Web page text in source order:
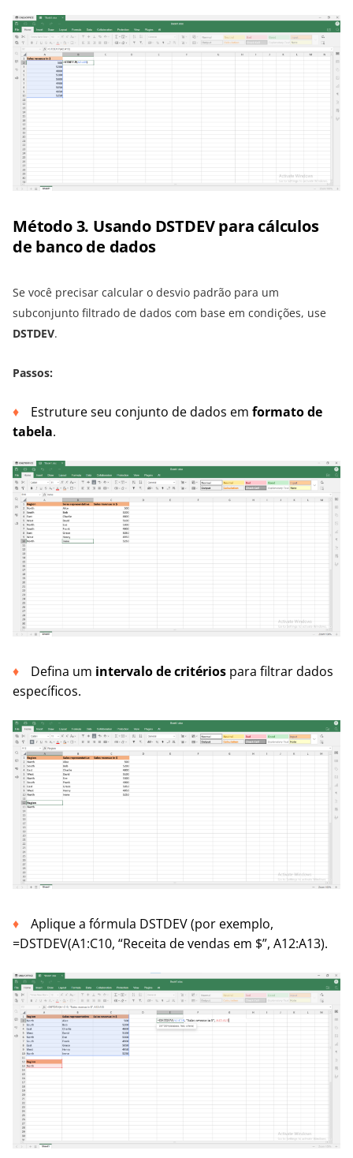
Método 3. Usando DSTDEV para cálculos
de banco de dados
Se você precisar calcular o desvio padrão para um
subconjunto filtrado de dados com base em condições, use
DSTDEV.
Passos:
Estruture seu conjunto de dados em formato de
tabela.
Defina um intervalo de critérios para filtrar dados
específicos.
Aplique a fórmula DSTDEV (por exemplo,
=DSTDEV(A1:C10, “Receita de vendas em $”, A12:A13).